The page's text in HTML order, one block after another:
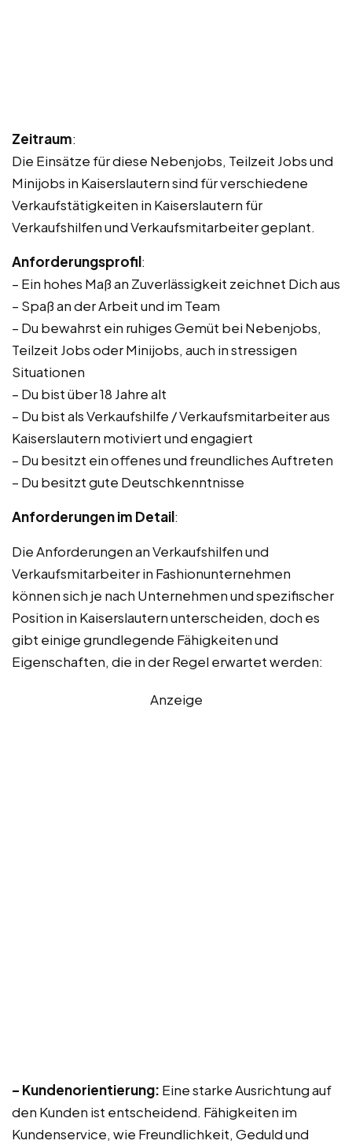
Zeitraum:
Die Einsätze für diese Nebenjobs, Teilzeit Jobs und
Minijobs in Kaiserslautern sind für verschiedene
Verkaufstätigkeiten in Kaiserslautern für
Verkaufshilfen und Verkaufsmitarbeiter geplant.
Anforderungsprofil:
– Ein hohes Maß an Zuverlässigkeit zeichnet Dich aus
– Spaß an der Arbeit und im Team
– Du bewahrst ein ruhiges Gemüt bei Nebenjobs,
Teilzeit Jobs oder Minijobs, auch in stressigen
Situationen
– Du bist über 18 Jahre alt
– Du bist als Verkaufshilfe / Verkaufsmitarbeiter aus
Kaiserslautern motiviert und engagiert
– Du besitzt ein offenes und freundliches Auftreten
– Du besitzt gute Deutschkenntnisse
Anforderungen im Detail:
Die Anforderungen an Verkaufshilfen und
Verkaufsmitarbeiter in Fashionunternehmen
können sich je nach Unternehmen und spezifischer
Position in Kaiserslautern unterscheiden, doch es
gibt einige grundlegende Fähigkeiten und
Eigenschaften, die in der Regel erwartet werden:
Anzeige
– Kundenorientierung: Eine starke Ausrichtung auf
den Kunden ist entscheidend. Fähigkeiten im
Kundenservice, wie Freundlichkeit, Geduld und